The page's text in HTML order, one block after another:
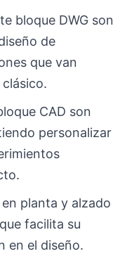
bloque DWG son
de
que van
CAD son
personalizar
planta y alzado
facilita su
en el diseño.